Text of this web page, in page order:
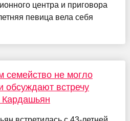
центра и приговора
певица вела себя
не могло
обсуждают встречу